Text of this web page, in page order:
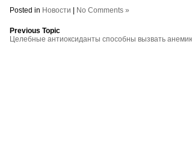
Posted in Новости No Comments »
Previous Topic
Целебные антиоксиданты способны вызвать